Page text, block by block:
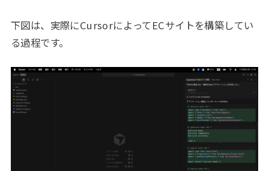
下図は、実際にCursorによってECサイトを構築してい
る過程です。